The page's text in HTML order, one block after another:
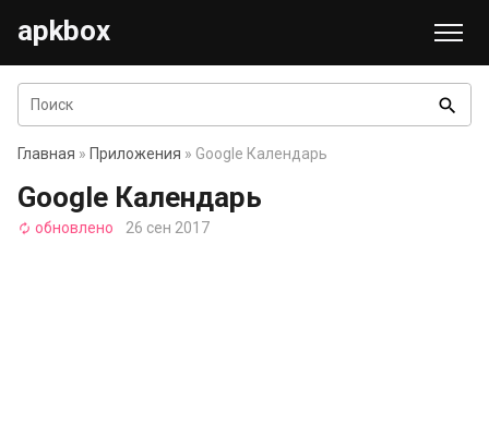
apkbox
search
Главная » Приложения » Google Календарь
Google Календарь
autorenew обновлено 26 сен 2017